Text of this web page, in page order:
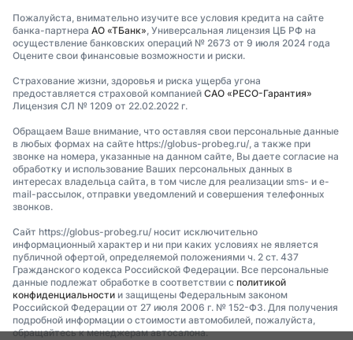
Пожалуйста, внимательно изучите все условия кредита на сайте
банка-партнера АО «ТБанк», Универсальная лицензия ЦБ РФ на
осуществление банковских операций № 2673 от 9 июля 2024 года
Оцените свои финансовые возможности и риски.
Страхование жизни, здоровья и риска ущерба угона
предоставляется страховой компанией САО «РЕСО-Гарантия»
Лицензия СЛ № 1209 от 22.02.2022 г.
Обращаем Ваше внимание, что оставляя свои персональные данные
в любых формах на сайте https://globus-probeg.ru/, а также при
звонке на номера, указанные на данном сайте, Вы даете согласие на
обработку и использование Ваших персональных данных в
интересах владельца сайта, в том числе для реализации sms- и e-
mail-рассылок, отправки уведомлений и совершения телефонных
звонков.
Сайт https://globus-probeg.ru/ носит исключительно
информационный характер и ни при каких условиях не является
публичной офертой, определяемой положениями ч. 2 ст. 437
Гражданского кодекса Российской Федерации. Все персональные
данные подлежат обработке в соответствии с политикой
конфиденциальности и защищены Федеральным законом
Российской Федерации от 27 июля 2006 г. № 152-ФЗ. Для получения
подробной информации о стоимости автомобилей, пожалуйста,
обращайтесь к менеджерам автосалона.